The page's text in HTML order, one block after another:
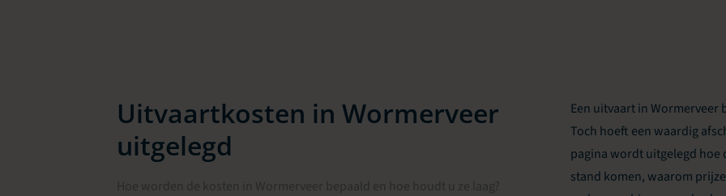
Uitvaartkosten in Wormerveer
uitgelegd
Een uitvaart in Wormerveer
Toch hoeft een waardig
pagina wordt uitgelegd hoe
stand komen, waarom